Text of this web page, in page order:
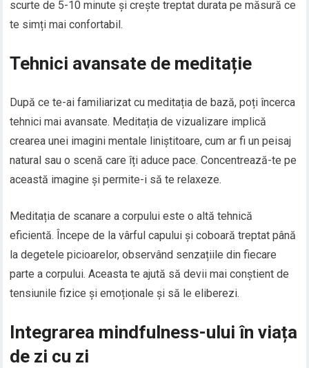
scurte de 5-10 minute și crește treptat durata pe măsură ce
te simți mai confortabil.
Tehnici avansate de meditație
După ce te-ai familiarizat cu meditația de bază, poți încerca
tehnici mai avansate. Meditația de vizualizare implică
crearea unei imagini mentale liniștitoare, cum ar fi un peisaj
natural sau o scenă care îți aduce pace. Concentrează-te pe
această imagine și permite-i să te relaxeze.
Meditația de scanare a corpului este o altă tehnică
eficientă. Începe de la vârful capului și coboară treptat până
la degetele picioarelor, observând senzațiile din fiecare
parte a corpului. Aceasta te ajută să devii mai conștient de
tensiunile fizice și emoționale și să le eliberezi.
Integrarea mindfulness-ului în viața
de zi cu zi